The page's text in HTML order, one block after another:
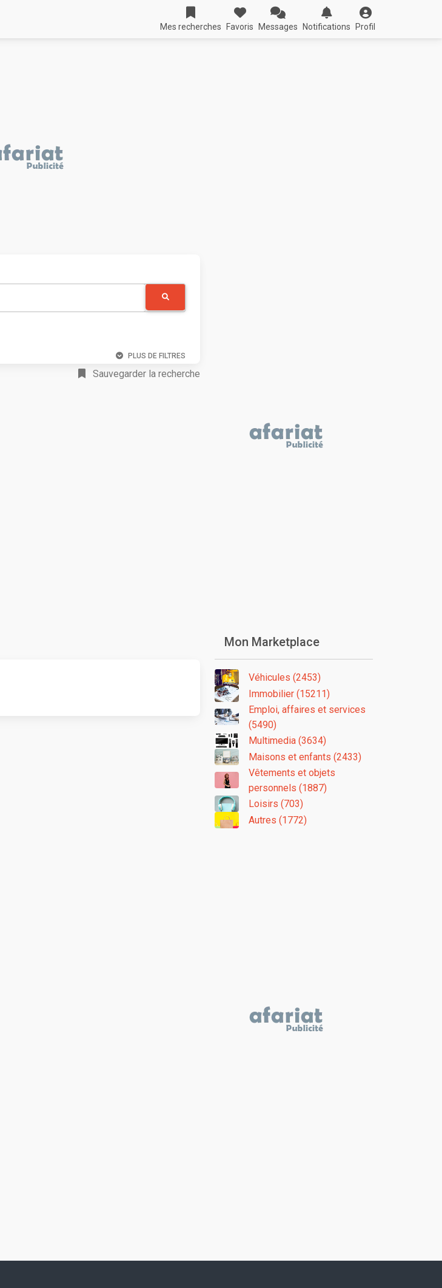
Mes recherches Favoris Messages Notifications Profil
PLUS DE FILTRES
Sauvegarder la recherche
Mon Marketplace
Véhicules (2453)
Immobilier (15211)
Emploi, affaires et services
(5490)
Multimedia (3634)
Maisons et enfants (2433)
Vêtements et objets
personnels (1887)
Loisirs (703)
Autres (1772)